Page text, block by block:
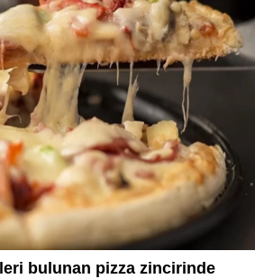
bulunan pizza zincirinde